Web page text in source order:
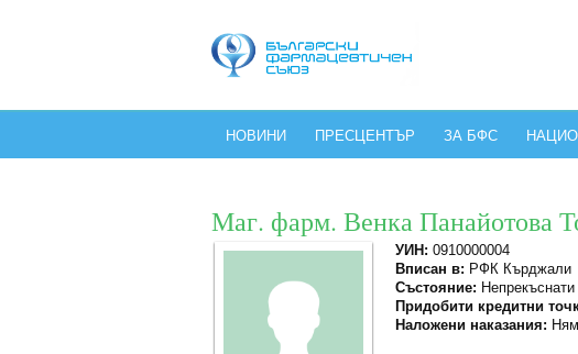
НОВИНИ ПРЕСЦЕНТЪР ЗА БФС
Маг. фарм. Венка Панайотова
УИН: 0910000004
Вписан в: РФК Кърджали
Състояние:
Придобити кредитни
Наложени наказания: